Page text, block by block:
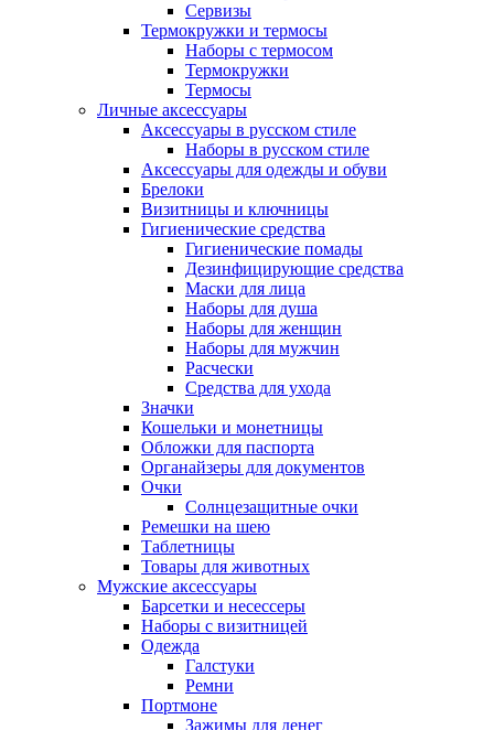
Сервизы
Термокружки и термосы
Наборы с термосом
Термокружки
Термосы
Личные аксессуары
Аксессуары в русском стиле
Наборы в русском стиле
Аксессуары для одежды и обуви
Брелоки
Визитницы и ключницы
Гигиенические средства
Гигиенические помады
Дезинфицирующие средства
Маски для лица
Наборы для душа
Наборы для женщин
Наборы для мужчин
Расчески
Средства для ухода
Значки
Кошельки и монетницы
Обложки для паспорта
Органайзеры для документов
Очки
Солнцезащитные очки
Ремешки на шею
Таблетницы
Товары для животных
Мужские аксессуары
Барсетки и несессеры
Наборы с визитницей
Одежда
Галстуки
Ремни
Портмоне
Зажимы для денег